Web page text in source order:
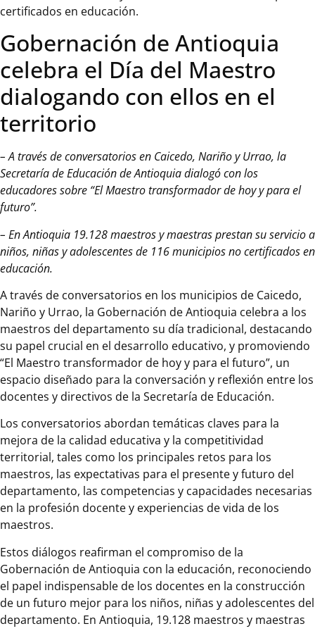
certificados en educación.
Gobernación de Antioquia
celebra el Día del Maestro
dialogando con ellos en el
territorio
– A través de conversatorios en Caicedo, Nariño y Urrao, la
Secretaría de Educación de Antioquia dialogó con los
educadores sobre “El Maestro transformador de hoy y para el
futuro”.
– En Antioquia 19.128 maestros y maestras prestan su servicio a
niños, niñas y adolescentes de 116 municipios no certificados en
educación.
A través de conversatorios en los municipios de Caicedo,
Nariño y Urrao, la Gobernación de Antioquia celebra a los
maestros del departamento su día tradicional, destacando
su papel crucial en el desarrollo educativo, y promoviendo
“El Maestro transformador de hoy y para el futuro”, un
espacio diseñado para la conversación y reflexión entre los
docentes y directivos de la Secretaría de Educación.
Los conversatorios abordan temáticas claves para la
mejora de la calidad educativa y la competitividad
territorial, tales como los principales retos para los
maestros, las expectativas para el presente y futuro del
departamento, las competencias y capacidades necesarias
en la profesión docente y experiencias de vida de los
maestros.
Estos diálogos reafirman el compromiso de la
Gobernación de Antioquia con la educación, reconociendo
el papel indispensable de los docentes en la construcción
de un futuro mejor para los niños, niñas y adolescentes del
departamento. En Antioquia, 19.128 maestros y maestras